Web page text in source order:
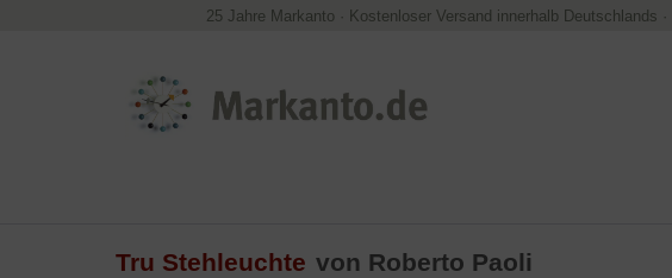
25 Jahre Markanto · Kostenloser Versand innerhalb Deutschlands ·
Tru Stehleuchte von Roberto Paoli